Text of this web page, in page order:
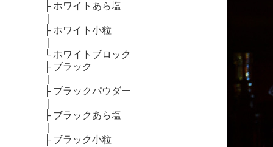
├ ホワイトあら塩
├ ホワイト小粒
└ ホワイトブロック
├ ブラック
├ ブラックパウダー
├ ブラックあら塩
├ ブラック小粒